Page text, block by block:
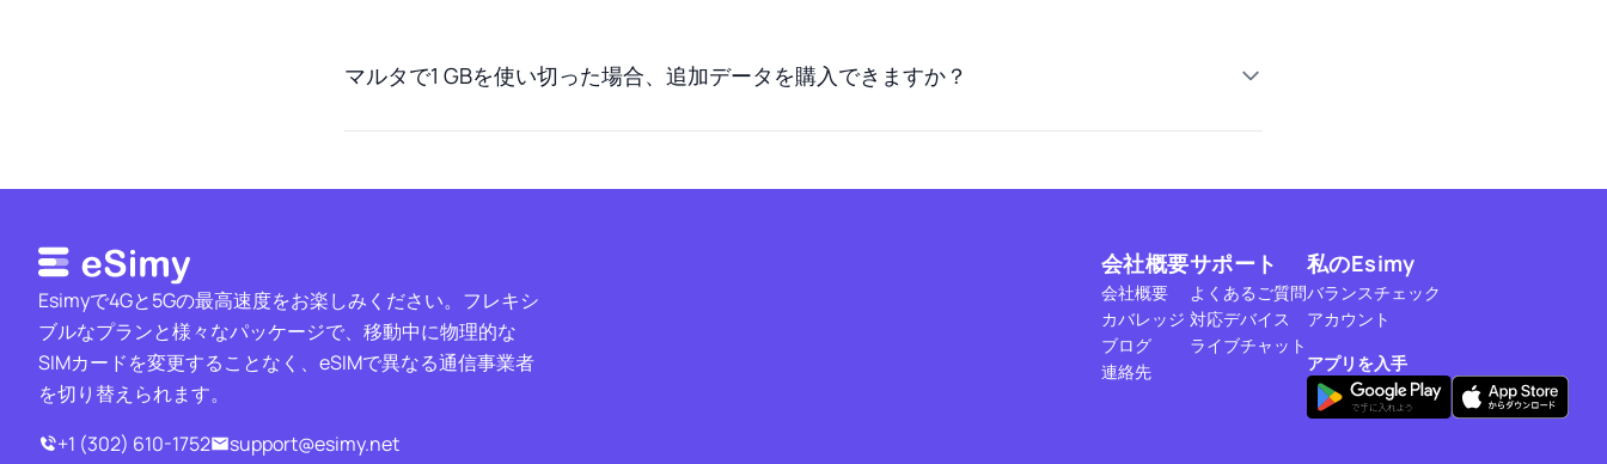
マルタで1 GBを使い切った場合、追加データを購入できますか？
Esimyで4Gと5Gの最高速度をお楽しみください。フレキシ
ブルなプランと様々なパッケージで、移動中に物理的な
SIMカードを変更することなく、eSIMで異なる通信事業者
を切り替えられます。
+1 (302) 610-1752
support@esimy.net
会社概要
会社概要
カバレッジ
ブログ
連絡先
サポート
よくあるご質問
対応デバイス
ライブチャット
私のEsimy
バランスチェック
アカウント
アプリを入手